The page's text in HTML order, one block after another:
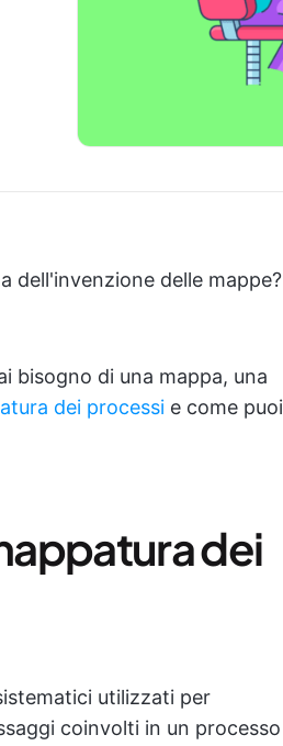
dell'invenzione delle mappe?
bisogno di una mappa, una
dei processi e come puoi
dei
utilizzati per
coinvolti in un processo